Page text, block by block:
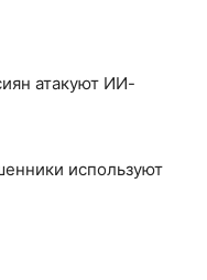
атакуют ИИ-
используют